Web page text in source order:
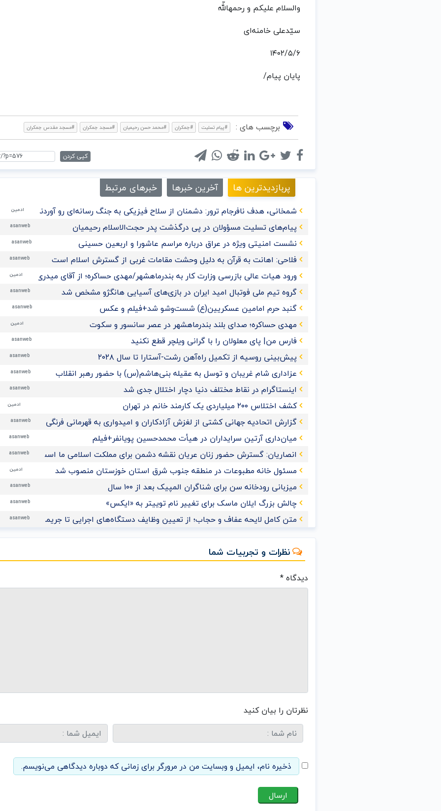
والسلام علیکم و رحمهاللّه
سیّدعلی خامنه‌ای
۱۴۰۲/۵/۶
پایان پیام/
برچسب های : #پیام تسلیت #جمکران #محمد حسن رحیمیان #مسجد جمکران #مسجد مقدس جمکران
کپی کردن
پربازدیدترین ها آخرین خبرها خبرهای مرتبط
ادمینشمخانی، هدف نافرجام ترور: دشمنان از سلاح فیزیکی به جنگ رسانه‌ای رو آوردند/
asanweb پیام‌های تسلیت مسؤولان در پی درگذشت پدر حجت‌الاسلام رحیمیان
asanweb نشست امنیتی ویژه در عراق درباره مراسم عاشورا و اربعین حسینی
asanweb فلاحی: اهانت به قرآن‌ به دلیل وحشت مقامات غربی از گسترش اسلام است
ادمین
ورود هیات عالی بازرسی وزارت کار به بندرماهشهر/مهدی حساکره؛ از آقای میدری تشکر میکنم
asanweb گروه تیم ملی فوتبال امید ایران در بازی‌های آسیایی هانگژو مشخص شد
asanweb گنبد حرم امامین عسکریین(ع) شست‌وشو شد+فیلم و عکس
ادمین مهدی حساکره؛ صدای بلند بندرماهشهر در عصر سانسور و سکوت
asanweb فارس من| پای معلولان را با گرانی ویلچر قطع نکنید
asanweb پیش‌بینی روسیه از تکمیل راه‌آهن رشت-آستارا تا سال ‌۲۰۲۸
asanweb عزاداری شام غریبان و توسل به عقیله بنی‌هاشم(س) با حضور رهبر انقلاب
asanweb اینستاگرام در نقاط مختلف دنیا دچار اختلال جدی شد
ادمین کشف اختلاس ۲۰۰ میلیاردی یک کارمند خانم در تهران
asanweb
گزارش اتحادیه جهانی کشتی از لغزش آزادکاران و امیدواری به قهرمانی فرنگی‌کاران نوجوان
asanweb میان‌داری آرتین سرایداران در هیأت محمدحسین پویانفر+فیلم
asanweb انصاریان: گسترش حضور زنان عریان نقشه دشمن برای مملکت اسلامی ما است
ادمین مسئول خانه مطبوعات در منطقه جنوب شرق استان خوزستان منصوب شد
asanweb میزبانی رودخانه سن برای شناگران المپیک بعد از ۱۰۰ سال
asanweb چالش بزرگ ایلان ماسک برای تغییر نام توییتر به «ایکس»
asanweb
متن کامل لایحه عفاف و حجاب؛ از تعیین وظایف دستگاه‌های اجرایی تا جریمه نقدی برای
نظرات و تجربیات شما
دیدگاه*
نظرتان را بیان کنید
ذخیره نام، ایمیل و وبسایت من در مرورگر برای زمانی که دوباره دیدگاهی می‌نویسم.